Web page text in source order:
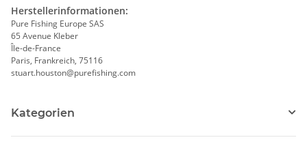
Herstellerinformationen:
Pure Fishing Europe SAS
65 Avenue Kleber
Île-de-France
Paris, Frankreich, 75116
stuart.houston@purefishing.com
Kategorien